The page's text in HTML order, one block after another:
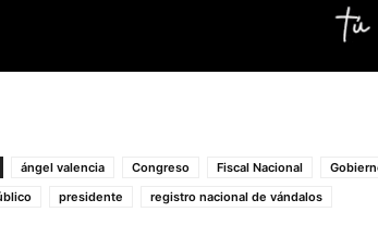
ángel valencia Congreso Fiscal Nacional
presidente registro nacional de vándalos